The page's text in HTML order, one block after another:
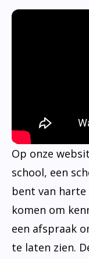
Op onze
school, een
bent van
komen om
een afspraak
te laten zien.